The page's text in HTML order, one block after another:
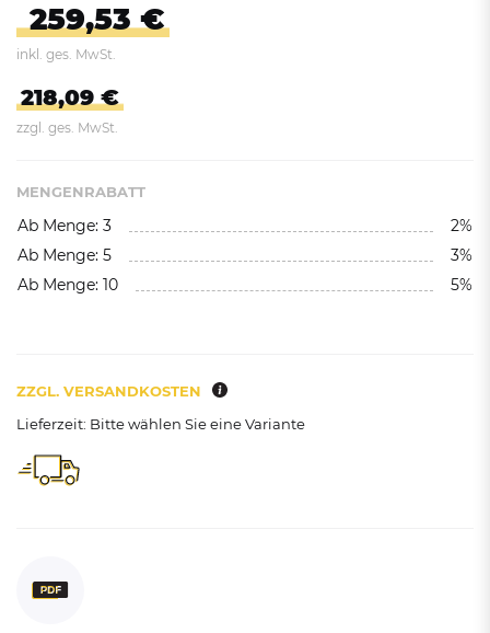
259,53 €
inkl. ges. MwSt.
218,09 €
zzgl. ges. MwSt.
MENGENRABATT
Ab Menge: 3
2%
Ab Menge: 5
3%
Ab Menge: 10
5%
ZZGL. VERSANDKOSTEN
Lieferzeit: Bitte wählen Sie eine Variante